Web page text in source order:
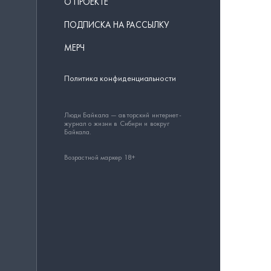
ПОДПИСКА НА РАССЫЛКУ
МЕРЧ
Политика конфиденциальности
Люди Байкала — авторский интернет-
журнал о жизни в Сибири и вокруг
Байкала.
Возрастной маркер 18+